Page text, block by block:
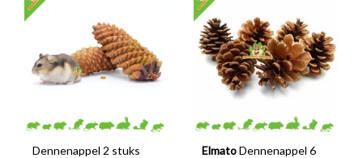
Dennenappel 2 stuks Elmato Dennenappel 6